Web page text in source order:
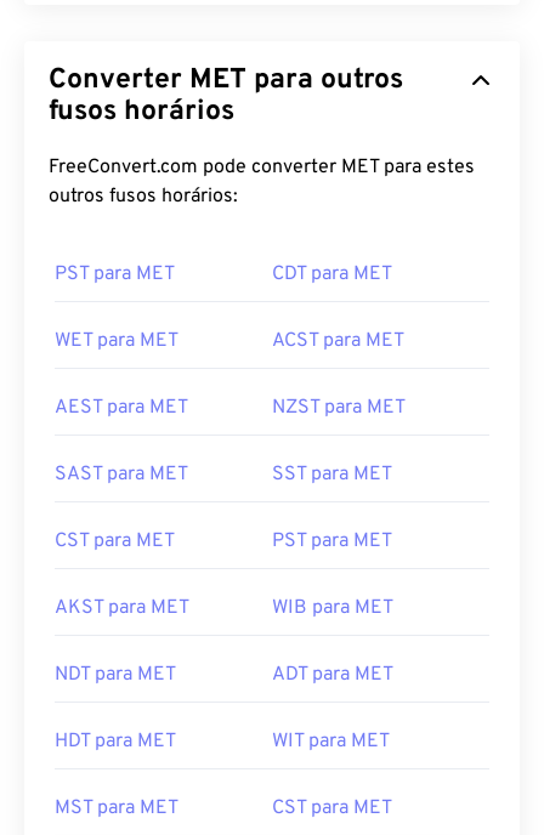
Converter MET para outros
fusos horários
FreeConvert.com pode converter MET para estes
outros fusos horários:
PST para MET CDT para MET
WET para MET ACST para MET
AEST para MET NZST para MET
SAST para MET SST para MET
CST para MET PST para MET
AKST para MET WIB para MET
NDT para MET ADT para MET
HDT para MET WIT para MET
MST para MET CST para MET